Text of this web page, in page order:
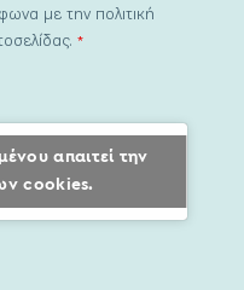
με την πολιτική
*
απαιτεί την
cookies.